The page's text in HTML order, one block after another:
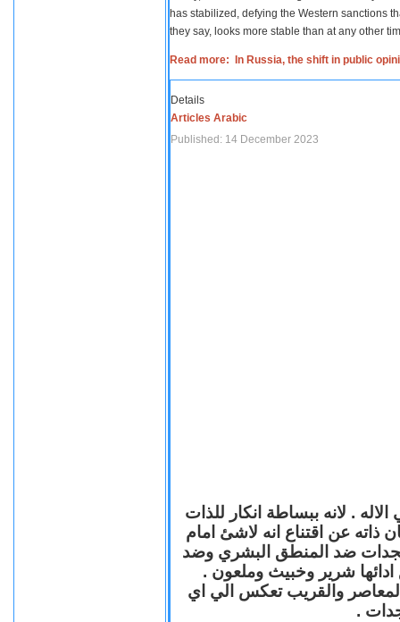
has stabilized, defying the Western sanctions
they say, looks more stable than at any other
Read more: In Russia, the shift in public
Details
Articles Arabic
Published: 14 December 2023
. لانه ببساطة انكار للذات
ذاته عن اقتناع انه لاشئ امام
ضد المنطق البشري وضد
ادائها شرير وخبيث وملعون .
المعاصر والقريب تعكس الي اي
.